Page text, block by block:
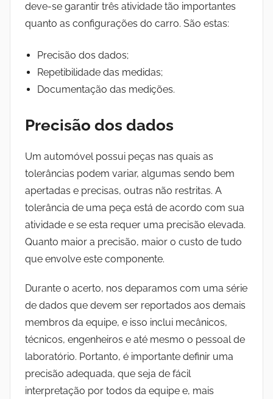
deve-se garantir três atividade tão importantes
quanto as configurações do carro. São estas:
Precisão dos dados;
Repetibilidade das medidas;
Documentação das medições.
Precisão dos dados
Um automóvel possui peças nas quais as
tolerâncias podem variar, algumas sendo bem
apertadas e precisas, outras não restritas. A
tolerância de uma peça está de acordo com sua
atividade e se esta requer uma precisão elevada.
Quanto maior a precisão, maior o custo de tudo
que envolve este componente.
Durante o acerto, nos deparamos com uma série
de dados que devem ser reportados aos demais
membros da equipe, e isso inclui mecânicos,
técnicos, engenheiros e até mesmo o pessoal de
laboratório. Portanto, é importante definir uma
precisão adequada, que seja de fácil
interpretação por todos da equipe e, mais